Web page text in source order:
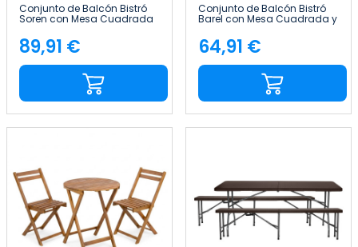
Conjunto de Balcón Bistró
Soren con Mesa Cuadrada
Madera de Acacia 7house
Precio
89,91 €
Conjunto de Balcón Bistró
Barel con Mesa Cuadrada y
2 Sillas Plegables en Madera
de Acacia 7house
Precio
64,91 €